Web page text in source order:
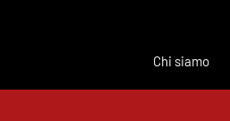
Chi siamo